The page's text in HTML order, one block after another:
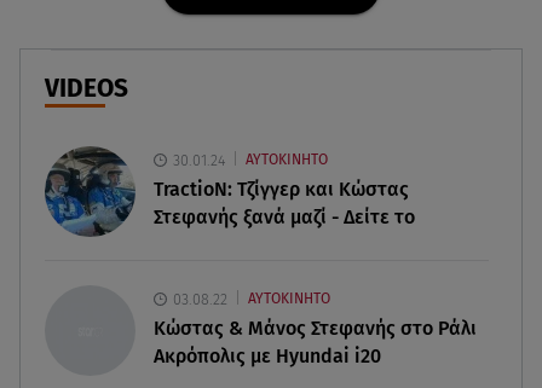
«Ισλαμικό ΝΑΤΟ»: Πώς επηρεάζεται η Ελλάδα
Τραγωδία στην Πάρο: Νεκρό 4χρονο παιδί σε
πισίνα
500 για το 2026
08.08.26 , 17:45
VIDEOS
30.01.24 ΑΥΤΟΚΙΝΗΤΟ
TractioN: Τζίγγερ και Κώστας
Στεφανής ξανά μαζί - Δείτε το
03.08.22 ΑΥΤΟΚΙΝΗΤΟ
Κώστας & Μάνος Στεφανής στο Ράλι
Ακρόπολις με Hyundai i20